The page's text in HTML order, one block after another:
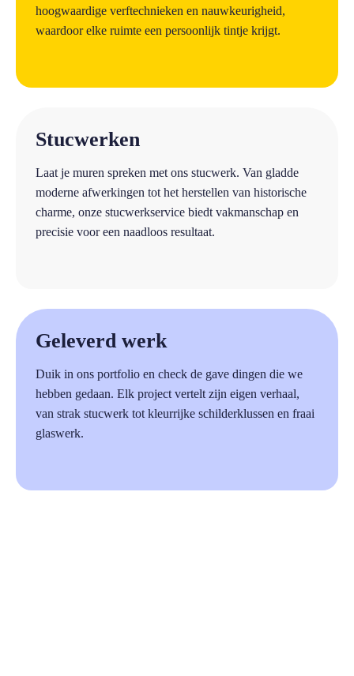
hoogwaardige verftechnieken en nauwkeurigheid,
waardoor elke ruimte een persoonlijk tintje krijgt.
Stucwerken
Laat je muren spreken met ons stucwerk. Van gladde
moderne afwerkingen tot het herstellen van historische
charme, onze stucwerkservice biedt vakmanschap en
precisie voor een naadloos resultaat.
Geleverd werk
Duik in ons portfolio en check de gave dingen die we
hebben gedaan. Elk project vertelt zijn eigen verhaal,
van strak stucwerk tot kleurrijke schilderklussen en fraai
glaswerk.